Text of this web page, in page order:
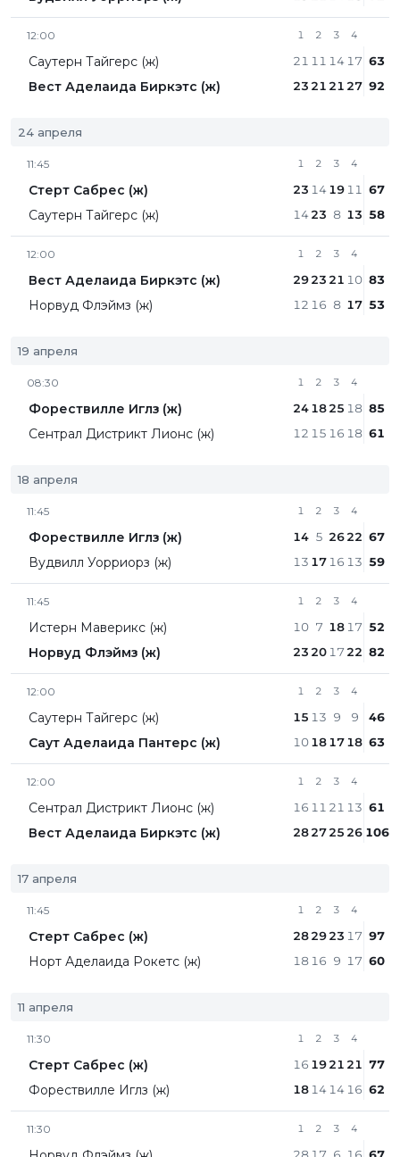
12:00
Саутерн Тайгерс (ж)
Вест Аделаида Биркэтс (ж)
1
21
23
2
11
21
3
14
21
4
17
27
63
92
24 апреля
11:45
Стерт Сабрес (ж)
Саутерн Тайгерс (ж)
1
23
14
2
14
23
3
19
8
4
11
13
67
58
12:00
Вест Аделаида Биркэтс (ж)
Норвуд Флэймз (ж)
1
29
12
2
23
16
3
21
8
4
10
17
83
53
19 апреля
08:30
Форествилле Иглз (ж)
Сентрал Дистрикт Лионc (ж)
1
24
12
2
18
15
3
25
16
4
18
18
85
61
18 апреля
11:45
Форествилле Иглз (ж)
Вудвилл Уорриорз (ж)
1
14
13
2
5
17
3
26
16
4
22
13
67
59
11:45
Истерн Маверикс (ж)
Норвуд Флэймз (ж)
1
10
23
2
7
20
3
18
17
4
17
22
52
82
12:00
Саутерн Тайгерс (ж)
Саут Аделаида Пантерс (ж)
1
15
10
2
13
18
3
9
17
4
9
18
46
63
12:00
Сентрал Дистрикт Лионc (ж)
Вест Аделаида Биркэтс (ж)
1
16
28
2
11
27
3
21
25
4
13
26
61
106
17 апреля
11:45
Стерт Сабрес (ж)
Норт Аделаида Рокетс (ж)
1
28
18
2
29
16
3
23
9
4
17
17
97
60
11 апреля
11:30
Стерт Сабрес (ж)
Форествилле Иглз (ж)
1
16
18
2
19
14
3
21
14
4
21
16
77
62
11:30 1 2 3 4